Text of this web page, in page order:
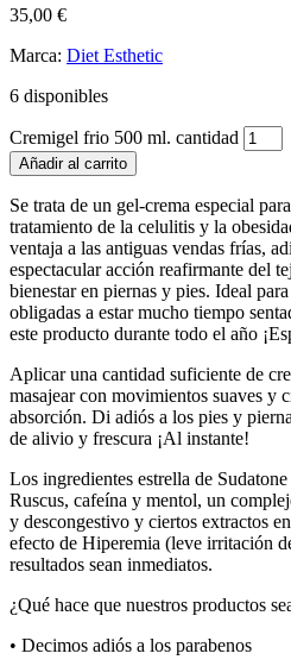
35,00 €
Marca: Diet Esthetic
6 disponibles
Cremigel frio 500 ml. cantidad
Añadir al carrito
Se trata de un gel-crema especial
tratamiento de la celulitis y la
ventaja a las antiguas vendas frías,
espectacular acción reafirmante del
bienestar en piernas y pies. Ideal
obligadas a estar mucho tiempo
este producto durante todo el año
Aplicar una cantidad suficiente de
masajear con movimientos suaves y
absorción. Di adiós a los pies y
de alivio y frescura ¡Al instante!
Los ingredientes estrella de
Ruscus, cafeína y mentol, un
y descongestivo y ciertos extractos
efecto de Hiperemia (leve irritación
resultados sean inmediatos.
¿Qué hace que nuestros productos
• Decimos adiós a los parabenos